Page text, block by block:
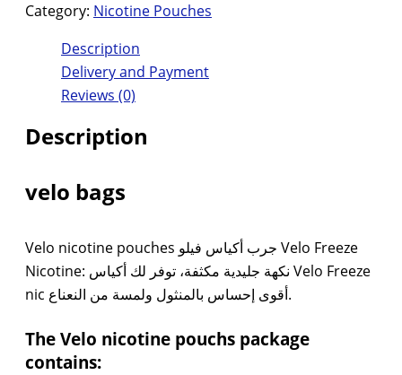
Category: Nicotine Pouches
Description
Delivery and Payment
Reviews (0)
Description
velo bags
Velo nicotine pouches جرب أكياس فيلو Velo Freeze
Nicotine: نكهة جليدية مكثفة، توفر لك أكياس Velo Freeze
nic أقوى إحساس بالمنثول ولمسة من النعناع.
The Velo nicotine pouchs package
contains: